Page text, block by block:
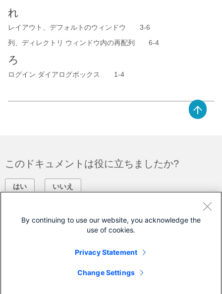
れ
レイアウト、デフォルトのウィンドウ 3-6
列、ディレクトリ ウィンドウ内の再配列 6-4
ろ
ログイン ダイアログボックス 1-4
このドキュメントは役に立ちましたか?
はい いいえ
シスコ サービス契約が必要です。)
By continuing to use our website, you acknowledge the
use of cookies.
Privacy Statement
Change Settings